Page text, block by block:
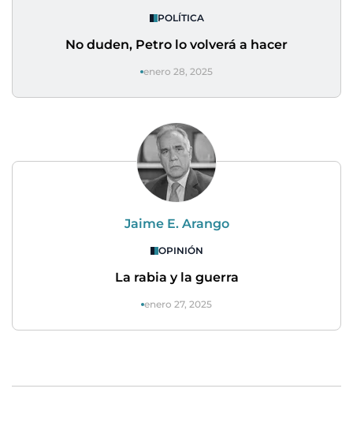
POLÍTICA
No duden, Petro lo volverá a hacer
enero 28, 2025
Jaime E. Arango
OPINIÓN
La rabia y la guerra
enero 27, 2025